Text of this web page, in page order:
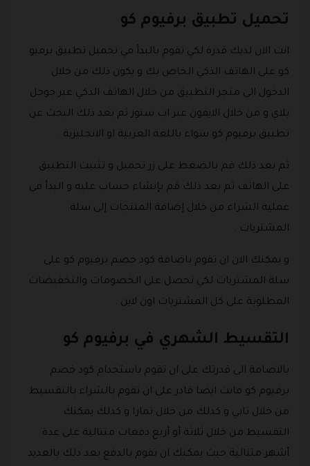
تحميل تطبيق برفيوم كو
انت الان لديك قدرة لكي تقوم بالبدأ في تحميل تطبيق برفيو
كو على الهاتف الذكي الخاص بك و يكون ذلك من خلال
الدخول الى متجر التطبيق من خلال الهاتف الذكي عبر جوجل
بلاي و من خلال الايفون عبر اب ستور ثم بعد ذلك البحث عن
تطبيق برفيوم كو سواء باللغة العربية او الانجليزية .
ثم بعد ذلك قم بالضغط على زر تحميل و تثبيت التطبيق
على الهاتف ثم بعد ذلك قم بإنشاء حساب عليه و البدأ في
عملية الشراء من خلال إضافة المنتجات إلى سلة
المشتريات .
و يمكنك الان ان تقوم باضافة كود خصم برفيوم كو على
سلة المشتريات لكي تحصل على الخصومات والتخفيضات
المطلوبة على كل المشتريات اون لاين .
التقسيط الشهري في برفيوم كو
بالاضافة الى قدرتك على ان تقوم باستخدام كود خصم
برفيوم كو فانت ايضا قادر على ان تقوم بالشراء بالتقسيط
من خلال تابي و كذلك من خلال تمارا و كذلك يمكنك
التقسيط من خلال ثلاثة أو أربع دفعات متتالية على عدة
أشهر متتالية حيث يمكنك ان تقوم بالدفع بعد ذلك بالعديد